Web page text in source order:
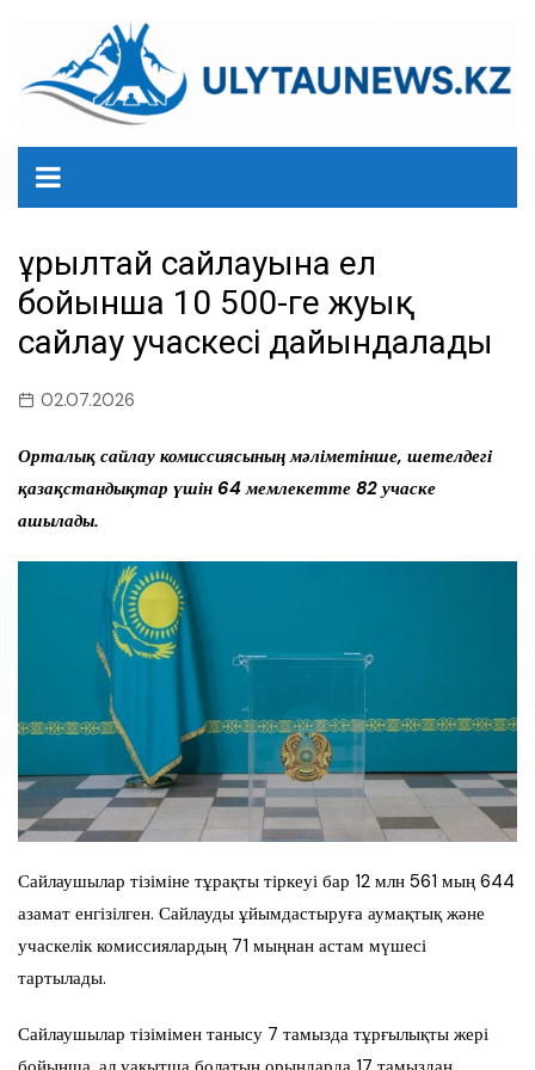
содержанию
Құрылтай сайлауына ел
бойынша 10 500-ге жуық
сайлау учаскесі дайындалады
02.07.2026
Орталық сайлау комиссиясының мәліметінше, шетелдегі
қазақстандықтар үшін 64 мемлекетте 82 учаске
ашылады.
Сайлаушылар тізіміне тұрақты тіркеуі бар 12 млн 561 мың 644
азамат енгізілген. Сайлауды ұйымдастыруға аумақтық және
учаскелік комиссиялардың 71 мыңнан астам мүшесі
тартылады.
Сайлаушылар тізімімен танысу 7 тамызда тұрғылықты жері